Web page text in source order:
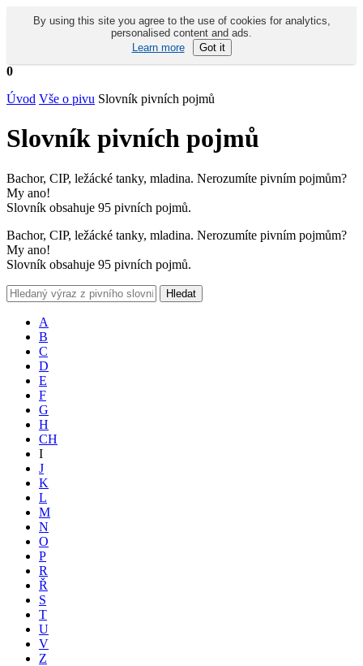
By using this site you agree to the use of cookies for analytics,
personalised content and ads.
Learn more
Got it
0
Úvod Vše o pivu Slovník pivních pojmů
Slovník pivních pojmů
Bachor, CIP, ležácké tanky, mladina. Nerozumíte pivním pojmům?
My ano!
Slovník obsahuje 95 pivních pojmů.
Bachor, CIP, ležácké tanky, mladina. Nerozumíte pivním pojmům?
My ano!
Slovník obsahuje 95 pivních pojmů.
A
B
C
D
E
F
G
H
CH
I
J
K
L
M
N
O
P
R
Ř
S
T
U
V
Z